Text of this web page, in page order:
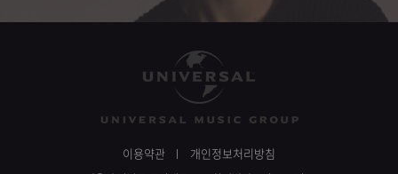
이용약관 개인정보처리방침